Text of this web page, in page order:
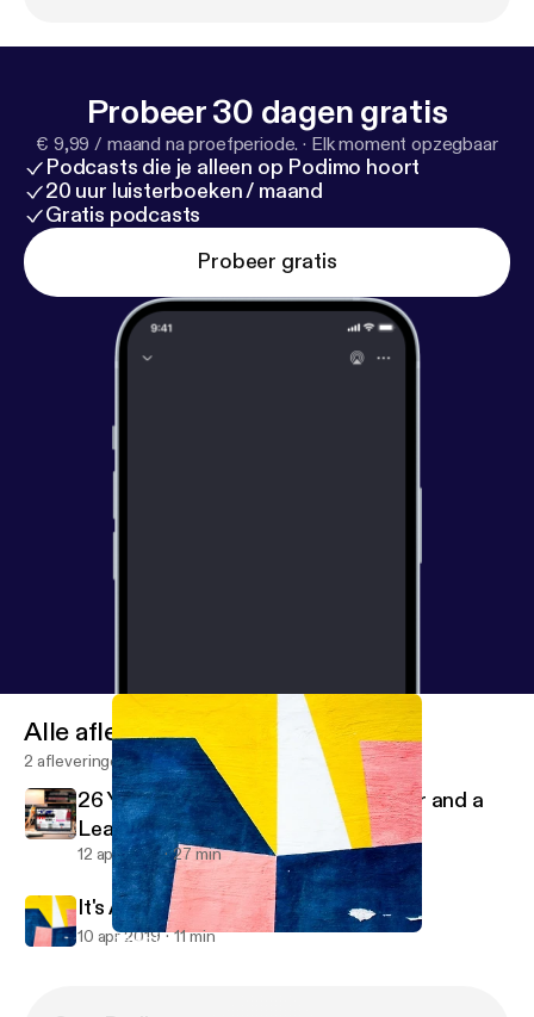
Probeer 30 dagen gratis
€ 9,99 / maand na proefperiode. · Elk moment opzegbaar
Podcasts die je alleen op Podimo hoort
20 uur luisterboeken / maand
Gratis podcasts
Probeer gratis
It's An Intro ...Of Sorts
Alle afleveringen
2 afleveringen
26 Year Old Santa Clauses on Tinder and a
Learnin' Up PSA
12 apr 2019 27 min
It's An Intro ...Of Sorts
10 apr 2019 11 min